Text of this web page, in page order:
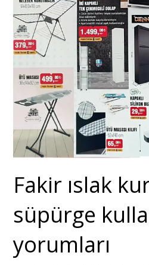
Fakir ıslak
süpürge
yorumları